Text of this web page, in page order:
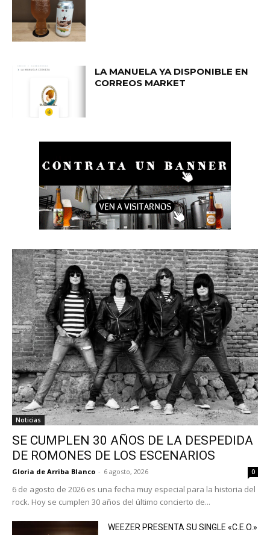
LA MANUELA YA DISPONIBLE EN
CORREOS MARKET
Noticias
SE CUMPLEN 30 AÑOS DE LA DESPEDIDA
DE ROMONES DE LOS ESCENARIOS
Gloria de Arriba Blanco - 6 agosto, 2026 0
6 de agosto de 2026 es una fecha muy especial para la historia del
rock. Hoy se cumplen 30 años del último concierto de...
WEEZER PRESENTA SU SINGLE «C.E.O.»